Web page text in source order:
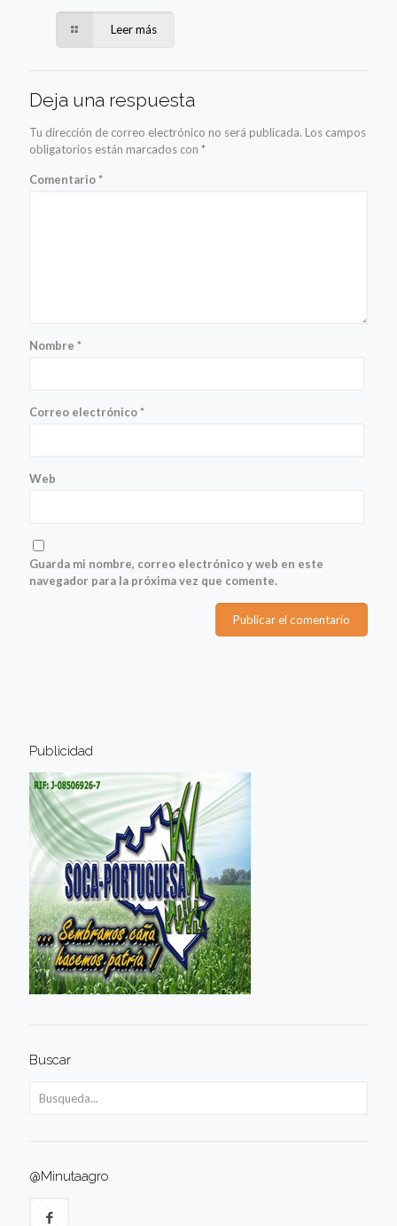
Leer más
Deja una respuesta
Tu dirección de correo electrónico no será publicada. Los campos
obligatorios están marcados con *
Comentario*
Nombre *
Correo electrónico*
Web
Guarda mi nombre, correo electrónico y web en este
navegador para la próxima vez que comente.
Publicidad
Buscar
@Minutaagro